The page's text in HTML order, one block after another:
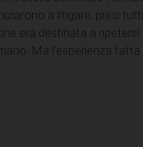
a litigare, presi
era destinata a
Ma l’esperienza